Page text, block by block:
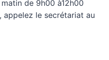
de 9h00 à12h00
appelez le secrétariat au